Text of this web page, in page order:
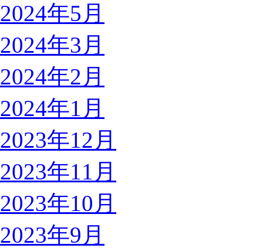
2024年5月
2024年3月
2024年2月
2024年1月
2023年12月
2023年11月
2023年10月
2023年9月